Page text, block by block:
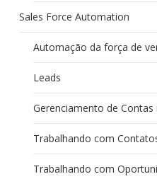
Sales Force Automation
Automação da força de
Leads
Gerenciamento de Contas
Trabalhando com
Trabalhando com